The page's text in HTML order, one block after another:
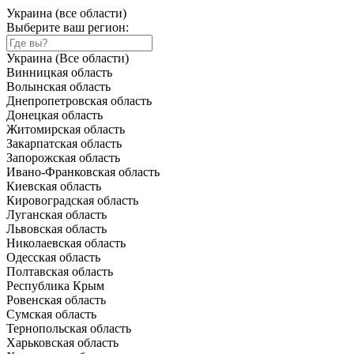
Украина (все области)
Выберите ваш регион:
Украина (Все области)
Винницкая область
Волынская область
Днепропетровская область
Донецкая область
Житомирская область
Закарпатская область
Запорожская область
Ивано-Франковская область
Киевская область
Кировоградская область
Луганская область
Львовская область
Николаевская область
Одесская область
Полтавская область
Республика Крым
Ровенская область
Сумская область
Тернопольская область
Харьковская область